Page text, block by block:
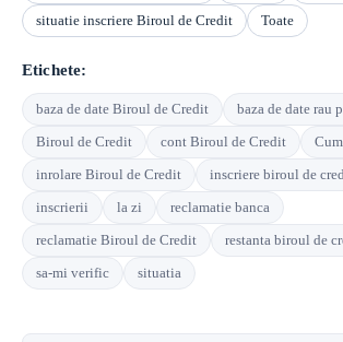
situatie inscriere Biroul de Credit
Toate
Etichete:
baza de date Biroul de Credit
baza de date rau
Biroul de Credit
cont Biroul de Credit
inrolare Biroul de Credit
inscriere biroul de
inscrierii
la zi
reclamatie banca
reclamatie Biroul de Credit
restanta biroul de
sa-mi verific
situatia